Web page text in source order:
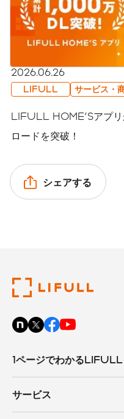
2026.06.26
LIFULL サービス・
LIFULL HOME'Sアプリ
ロードを突破！
シェアする
1ページでわかるLIFULL
サービス